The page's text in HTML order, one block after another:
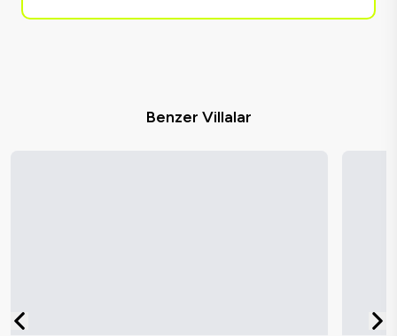
Benzer Villalar